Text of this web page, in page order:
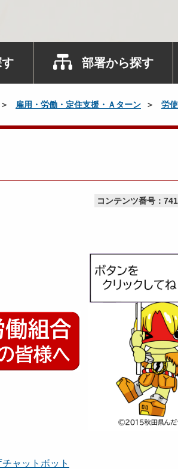
部署から探す
雇用・労働・定住支援・Ａターン 労
コンテンツ番号：
ャットボット